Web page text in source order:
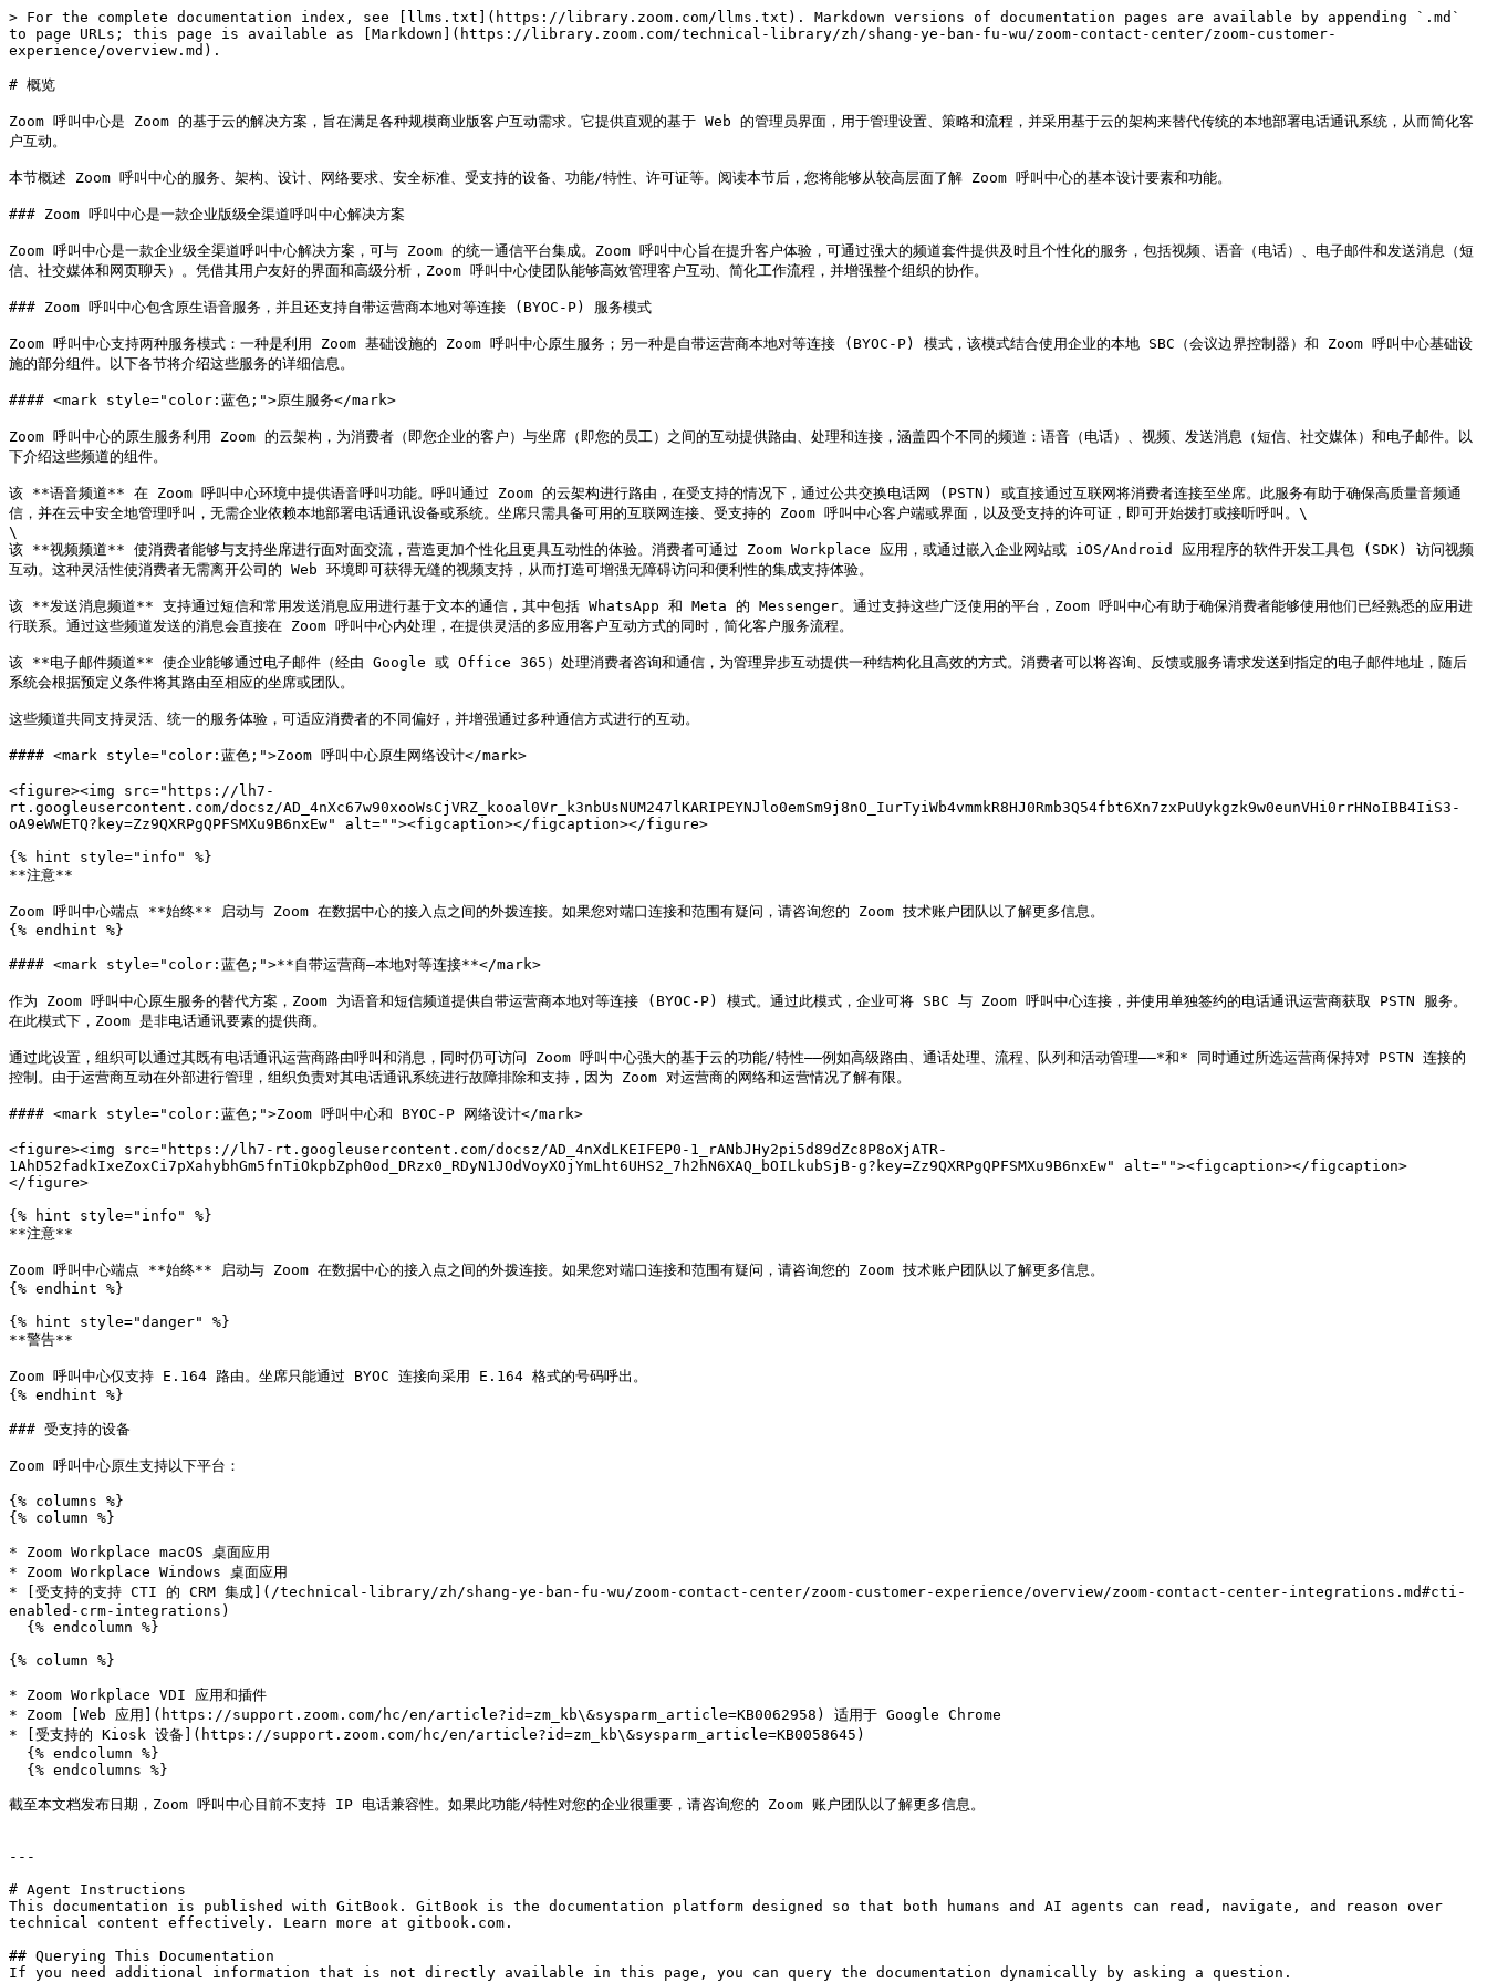
> For the complete documentation index, see [llms.txt](https://library.zoom.com/llms.txt). Markdown versions of documentation pages are available by appending `.md`
to page URLs; this page is available as [Markdown](https://library.zoom.com/technical-library/zh/shang-ye-ban-fu-wu/zoom-contact-center/zoom-customer-
experience/overview.md).
# 概览
Zoom 呼叫中心是 Zoom 的基于云的解决方案，旨在满足各种规模商业版客户互动需求。它提供直观的基于 Web 的管理员界面，用于管理设置、策略和流程，并采用基于云的架构来替代传统的本地部署电话通讯系统，从而简化客
户互动。
本节概述 Zoom 呼叫中心的服务、架构、设计、网络要求、安全标准、受支持的设备、功能/特性、许可证等。阅读本节后，您将能够从较高层面了解 Zoom 呼叫中心的基本设计要素和功能。
### Zoom 呼叫中心是一款企业版级全渠道呼叫中心解决方案
Zoom 呼叫中心是一款企业级全渠道呼叫中心解决方案，可与 Zoom 的统一通信平台集成。Zoom 呼叫中心旨在提升客户体验，可通过强大的频道套件提供及时且个性化的服务，包括视频、语音（电话）、电子邮件和发送消息（短
信、社交媒体和网页聊天）。凭借其用户友好的界面和高级分析，Zoom 呼叫中心使团队能够高效管理客户互动、简化工作流程，并增强整个组织的协作。
### Zoom 呼叫中心包含原生语音服务，并且还支持自带运营商本地对等连接 (BYOC-P) 服务模式
Zoom 呼叫中心支持两种服务模式：一种是利用 Zoom 基础设施的 Zoom 呼叫中心原生服务；另一种是自带运营商本地对等连接 (BYOC-P) 模式，该模式结合使用企业的本地 SBC（会议边界控制器）和 Zoom 呼叫中心基础设
施的部分组件。以下各节将介绍这些服务的详细信息。
#### <mark style="color:蓝色;">原生服务</mark>
Zoom 呼叫中心的原生服务利用 Zoom 的云架构，为消费者（即您企业的客户）与坐席（即您的员工）之间的互动提供路由、处理和连接，涵盖四个不同的频道：语音（电话）、视频、发送消息（短信、社交媒体）和电子邮件。以
下介绍这些频道的组件。
该 **语音频道** 在 Zoom 呼叫中心环境中提供语音呼叫功能。呼叫通过 Zoom 的云架构进行路由，在受支持的情况下，通过公共交换电话网 (PSTN) 或直接通过互联网将消费者连接至坐席。此服务有助于确保高质量音频通
信，并在云中安全地管理呼叫，无需企业依赖本地部署电话通讯设备或系统。坐席只需具备可用的互联网连接、受支持的 Zoom 呼叫中心客户端或界面，以及受支持的许可证，即可开始拨打或接听呼叫。\
\
该 **视频频道** 使消费者能够与支持坐席进行面对面交流，营造更加个性化且更具互动性的体验。消费者可通过 Zoom Workplace 应用，或通过嵌入企业网站或 iOS/Android 应用程序的软件开发工具包 (SDK) 访问视频
互动。这种灵活性使消费者无需离开公司的 Web 环境即可获得无缝的视频支持，从而打造可增强无障碍访问和便利性的集成支持体验。
该 **发送消息频道** 支持通过短信和常用发送消息应用进行基于文本的通信，其中包括 WhatsApp 和 Meta 的 Messenger。通过支持这些广泛使用的平台，Zoom 呼叫中心有助于确保消费者能够使用他们已经熟悉的应用进
行联系。通过这些频道发送的消息会直接在 Zoom 呼叫中心内处理，在提供灵活的多应用客户互动方式的同时，简化客户服务流程。
该 **电子邮件频道** 使企业能够通过电子邮件（经由 Google 或 Office 365）处理消费者咨询和通信，为管理异步互动提供一种结构化且高效的方式。消费者可以将咨询、反馈或服务请求发送到指定的电子邮件地址，随后
系统会根据预定义条件将其路由至相应的坐席或团队。
这些频道共同支持灵活、统一的服务体验，可适应消费者的不同偏好，并增强通过多种通信方式进行的互动。
#### <mark style="color:蓝色;">Zoom 呼叫中心原生网络设计</mark>
<figure><img src="https://lh7-
rt.googleusercontent.com/docsz/AD_4nXc67w90xooWsCjVRZ_kooal0Vr_k3nbUsNUM247lKARIPEYNJlo0emSm9j8nO_IurTyiWb4vmmkR8HJ0Rmb3Q54fbt6Xn7zxPuUykgzk9w0eunVHi0rrHNoIBB4IiS3-
oA9eWWETQ?key=Zz9QXRPgQPFSMXu9B6nxEw" alt=""><figcaption></figcaption></figure>
{% hint style="info" %}
**注意**
Zoom 呼叫中心端点 **始终** 启动与 Zoom 在数据中心的接入点之间的外拨连接。如果您对端口连接和范围有疑问，请咨询您的 Zoom 技术账户团队以了解更多信息。
{% endhint %}
#### <mark style="color:蓝色;">**自带运营商—本地对等连接**</mark>
作为 Zoom 呼叫中心原生服务的替代方案，Zoom 为语音和短信频道提供自带运营商本地对等连接 (BYOC-P) 模式。通过此模式，企业可将 SBC 与 Zoom 呼叫中心连接，并使用单独签约的电话通讯运营商获取 PSTN 服务。
在此模式下，Zoom 是非电话通讯要素的提供商。
通过此设置，组织可以通过其既有电话通讯运营商路由呼叫和消息，同时仍可访问 Zoom 呼叫中心强大的基于云的功能/特性——例如高级路由、通话处理、流程、队列和活动管理——*和* 同时通过所选运营商保持对 PSTN 连接的
控制。由于运营商互动在外部进行管理，组织负责对其电话通讯系统进行故障排除和支持，因为 Zoom 对运营商的网络和运营情况了解有限。
#### <mark style="color:蓝色;">Zoom 呼叫中心和 BYOC-P 网络设计</mark>
<figure><img src="https://lh7-rt.googleusercontent.com/docsz/AD_4nXdLKEIFEP0-1_rANbJHy2pi5d89dZc8P8oXjATR-
1AhD52fadkIxeZoxCi7pXahybhGm5fnTiOkpbZph0od_DRzx0_RDyN1JOdVoyXOjYmLht6UHS2_7h2hN6XAQ_bOILkubSjB-g?key=Zz9QXRPgQPFSMXu9B6nxEw" alt=""><figcaption></figcaption>
</figure>
{% hint style="info" %}
**注意**
Zoom 呼叫中心端点 **始终** 启动与 Zoom 在数据中心的接入点之间的外拨连接。如果您对端口连接和范围有疑问，请咨询您的 Zoom 技术账户团队以了解更多信息。
{% endhint %}
{% hint style="danger" %}
**警告**
Zoom 呼叫中心仅支持 E.164 路由。坐席只能通过 BYOC 连接向采用 E.164 格式的号码呼出。
{% endhint %}
### 受支持的设备
Zoom 呼叫中心原生支持以下平台：
{% columns %}
{% column %}
* Zoom Workplace macOS 桌面应用
* Zoom Workplace Windows 桌面应用
* ​[受支持的支持 CTI 的 CRM 集成](/technical-library/zh/shang-ye-ban-fu-wu/zoom-contact-center/zoom-customer-experience/overview/zoom-contact-center-integrations.md#cti-
enabled-crm-integrations)
{% column %}
* Zoom Workplace VDI 应用和插件
* Zoom [Web 应用](https://support.zoom.com/hc/en/article?id=zm_kb\&sysparm_article=KB0062958) 适用于 Google Chrome
* [受支持的 Kiosk 设备](https://support.zoom.com/hc/en/article?id=zm_kb\&sysparm_article=KB0058645)
截至本文档发布日期，Zoom 呼叫中心目前不支持 IP 电话兼容性。如果此功能/特性对您的企业很重要，请咨询您的 Zoom 账户团队以了解更多信息。
---
# Agent Instructions
This documentation is published with GitBook. GitBook is the documentation platform designed so that both humans and AI agents can read, navigate, and reason over
technical content effectively. Learn more at gitbook.com.
## Querying This Documentation
If you need additional information that is not directly available in this page, you can query the documentation dynamically by asking a question.